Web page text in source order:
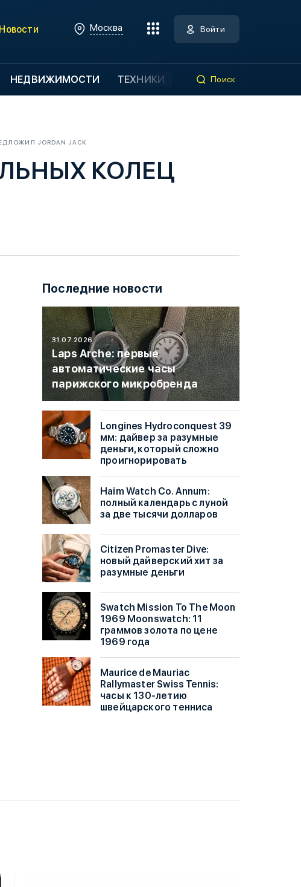
Новости Москва Войти
НЕДВИЖИМОСТИ ТЕХНИКИ Поиск
JORDAN JACK
КОЛЕЦ
Последние новости
31.07.2026
Laps Arche: первые
автоматические часы
парижского микробренда
Longines Hydroconquest 39
мм: дайвер за разумные
деньги, который сложно
проигнорировать
Haim Watch Co. Annum:
полный календарь с луной
за две тысячи долларов
Citizen Promaster Dive:
новый дайверский хит за
разумные деньги
Swatch Mission To The Moon
1969 Moonswatch: 11
граммов золота по цене
1969 года
Maurice de Mauriac
Rallymaster Swiss Tennis:
часы к 130-летию
швейцарского тенниса